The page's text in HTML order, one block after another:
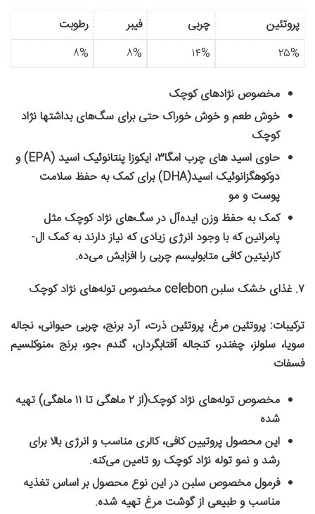
پروتئین چربی فیبر
رطوبت
۲۵%
۱۴% ۸% ۸%
مخصوص نژادهای کوچک
خوش طعم و خوش خوراک حتی برای سگ‌های بداشتها نژاد
کوچک
حاوی اسید های چرب امگا۳، ایکوزا پنتانوئیک اسید(EPA)
و
دوکوهگزانوئیک اسید(DHA)
برای کمک به حفظ سلامت
پوست و مو
کمک به حفظ وزن ایده‌آل در سگ‌های نژاد کوچک مثل
پامرانین که با وجود انرژی زیادی که نیاز دارند به کمک ال-
کارنیتین کافی متابولیسم چربی را افزایش می‌ده.
۷.غذای خشک سلبن
مخصوص توله‌های نژاد کوچک
ترکیبات:پروتئین مرغ، پروتئین ذرت، آرد برنج، چربی حیوانی، نجاله
سویا، سلولز، چغندر، کنجاله آفتابگردان، گندم ،جو، برنج ،منوکلسیم
فسفات
مخصوص توله‌های نژاد کوچک(از۲ماهگی تا ۱۱ماهگی) تهیه
شده
این محصول پروتیین کافی، کالری مناسب و انرژی بالا برای
رشد و نمو توله نژاد کوچک رو تامین می‌کنه.
فرمول مخصوص سلبن در این نوع محصول بر اساس تغذیه
مناسب و طبیعی از گوشت مرغ تهیه شده.